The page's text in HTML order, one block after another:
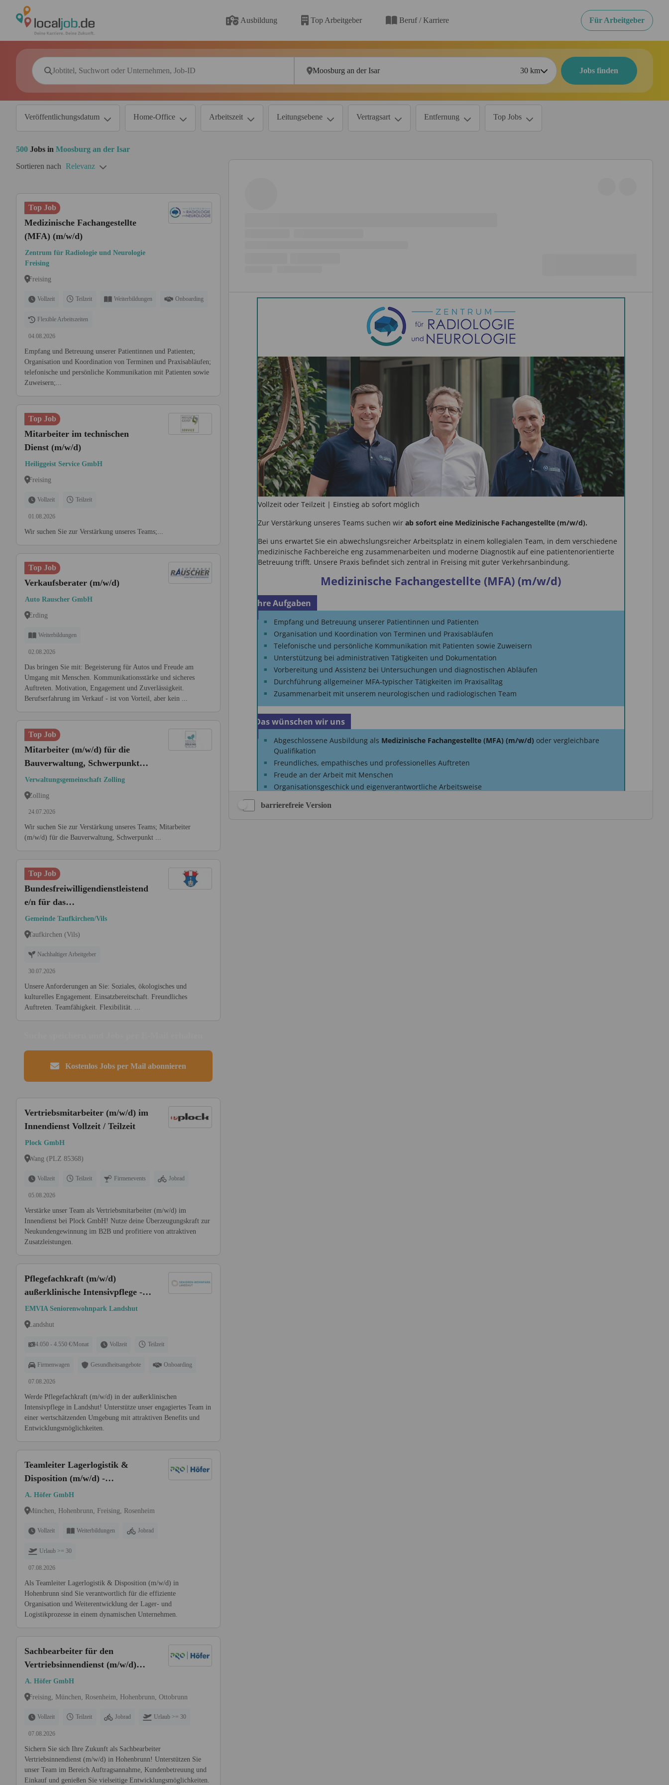
Ausbildung Top Arbeitgeber Beruf / Karriere Für Arbeitgeber
30km Jobs finden
Veröffentlichungsdatum Home-Office Arbeitszeit Leitungsebene Vertragsart Entfernung Top Jobs
500 Jobs in Moosburg an der Isar
Sortieren nach Relevanz
Top Job
Medizinische Fachangestellte
(MFA) (m/w/d)
Zentrum für Radiologie und Neurologie
Freising
Freising
Vollzeit Teilzeit Weiterbildungen Onboarding
Flexible Arbeitszeiten
04.08.2026
Empfang und Betreuung unserer Patientinnen und Patienten;
Organisation und Koordination von Terminen und Praxisabläufen;
telefonische und persönliche Kommunikation mit Patienten sowie
Zuweisern;...
Top Job
Mitarbeiter im technischen
Dienst (m/w/d)
Heiliggeist Service GmbH
Freising
Vollzeit Teilzeit
01.08.2026
Wir suchen Sie zur Verstärkung unseres Teams;...
Top Job
Verkaufsberater (m/w/d)
Auto Rauscher GmbH
Erding
Weiterbildungen
02.08.2026
Das bringen Sie mit: Begeisterung für Autos und Freude am
Umgang mit Menschen. Kommunikationsstärke und sicheres
Auftreten. Motivation, Engagement und Zuverlässigkeit.
Berufserfahrung im Verkauf - ist von Vorteil, aber kein ...
Top Job
Mitarbeiter (m/w/d) für die
Bauverwaltung, Schwerpunkt
Bauleitplanung
Verwaltungsgemeinschaft Zolling
Zolling
24.07.2026
Wir suchen Sie zur Verstärkung unseres Teams; Mitarbeiter
(m/w/d) für die Bauverwaltung, Schwerpunkt ...
Top Job
Bundesfreiwilligendienstleistend
e/n für das
Mehrgenerationenhaus (m/w/d)
Gemeinde Taufkirchen/Vils
Taufkirchen (Vils)
Nachhaltiger Arbeitgeber
30.07.2026
Unsere Anforderungen an Sie: Soziales, ökologisches und
kulturelles Engagement. Einsatzbereitschaft. Freundliches
Auftreten. Teamfähigkeit. Flexibilität. ...
Kostenlos Jobs per Mail abonnieren
Vertriebsmitarbeiter (m/w/d) im
Innendienst Vollzeit / Teilzeit
Plock GmbH
Wang (PLZ 85368)
Vollzeit Teilzeit Firmenevents Jobrad
05.08.2026
Verstärke unser Team als Vertriebsmitarbeiter (m/w/d) im
Innendienst bei Plock GmbH! Nutze deine Überzeugungskraft zur
Neukundengewinnung im B2B und profitiere von attraktiven
Zusatzleistungen.
Pflegefachkraft (m/w/d)
außerklinische Intensivpflege -
Dein neuer Arbeitsplatz wartet!
EMVIA Seniorenwohnpark Landshut
Landshut
4.050 - 4.550 €/Monat Vollzeit Teilzeit
Firmenwagen Gesundheitsangebote Onboarding
07.08.2026
Werde Pflegefachkraft (m/w/d) in der außerklinischen
Intensivpflege in Landshut! Unterstütze unser engagiertes Team in
einer wertschätzenden Umgebung mit attraktiven Benefits und
Entwicklungsmöglichkeiten.
Teamleiter Lagerlogistik &
Disposition (m/w/d) -
Hohenbrunn
A. Höfer GmbH
München, Hohenbrunn, Freising, Rosenheim
Vollzeit Weiterbildungen Jobrad
Urlaub >= 30
07.08.2026
Als Teamleiter Lagerlogistik & Disposition (m/w/d) in
Hohenbrunn sind Sie verantwortlich für die effiziente
Organisation und Weiterentwicklung der Lager- und
Logistikprozesse in einem dynamischen Unternehmen.
Sachbearbeiter für den
Vertriebsinnendienst (m/w/d)
Hohenbrunn
A. Höfer GmbH
Freising, München, Rosenheim, Hohenbrunn, Ottobrunn
Vollzeit Teilzeit Jobrad Urlaub >= 30
07.08.2026
Sichern Sie sich Ihre Zukunft als Sachbearbeiter
Vertriebsinnendienst (m/w/d) in Hohenbrunn! Unterstützen Sie
unser Team im Bereich Auftragsannahme, Kundenbetreuung und
Einkauf und genießen Sie vielseitige Entwicklungsmöglichkeiten.
barrierefreie Version